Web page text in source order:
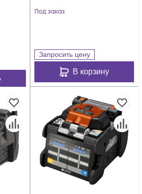
Под заказ
Запросить цену
В корзину